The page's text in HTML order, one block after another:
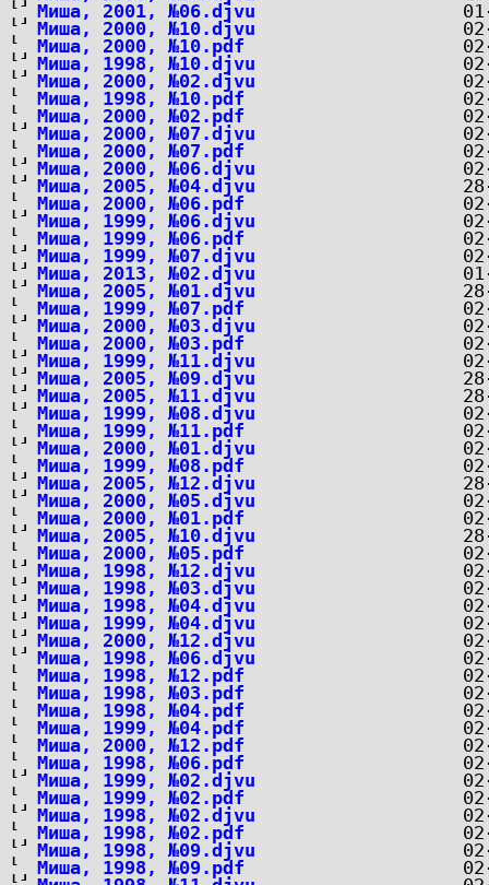
Миша, 2001, №06.djvu
Миша, 2000, №10.djvu
Миша, 2000, №10.pdf
Миша, 1998, №10.djvu
Миша, 2000, №02.djvu
Миша, 1998, №10.pdf
Миша, 2000, №02.pdf
Миша, 2000, №07.djvu
Миша, 2000, №07.pdf
Миша, 2000, №06.djvu
Миша, 2005, №04.djvu
Миша, 2000, №06.pdf
Миша, 1999, №06.djvu
Миша, 1999, №06.pdf
Миша, 1999, №07.djvu
Миша, 2013, №02.djvu
Миша, 2005, №01.djvu
Миша, 1999, №07.pdf
Миша, 2000, №03.djvu
Миша, 2000, №03.pdf
Миша, 1999, №11.djvu
Миша, 2005, №09.djvu
Миша, 2005, №11.djvu
Миша, 1999, №08.djvu
Миша, 1999, №11.pdf
Миша, 2000, №01.djvu
Миша, 1999, №08.pdf
Миша, 2005, №12.djvu
Миша, 2000, №05.djvu
Миша, 2000, №01.pdf
Миша, 2005, №10.djvu
Миша, 2000, №05.pdf
Миша, 1998, №12.djvu
Миша, 1998, №03.djvu
Миша, 1998, №04.djvu
Миша, 1999, №04.djvu
Миша, 2000, №12.djvu
Миша, 1998, №06.djvu
Миша, 1998, №12.pdf
Миша, 1998, №03.pdf
Миша, 1998, №04.pdf
Миша, 1999, №04.pdf
Миша, 2000, №12.pdf
Миша, 1998, №06.pdf
Миша, 1999, №02.djvu
Миша, 1999, №02.pdf
Миша, 1998, №02.djvu
Миша, 1998, №02.pdf
Миша, 1998, №09.djvu
Миша, 1998, №09.pdf